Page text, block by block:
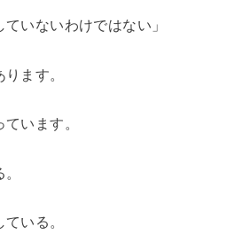
ていないわけではない」
ます。
います。
いる。